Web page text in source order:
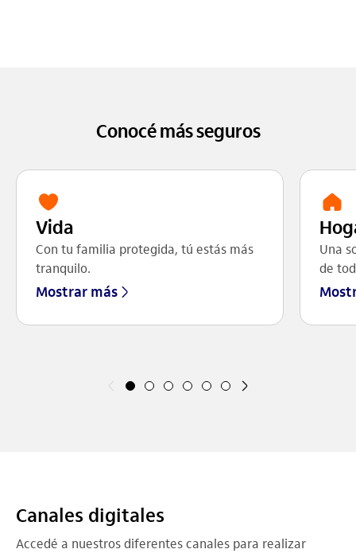
Conocé más seguros
Vida
Con tu familia protegida, tú estás más
tranquilo.
Mostrar más
Una
de
Canales digitales
Accedé a nuestros diferentes canales para realizar